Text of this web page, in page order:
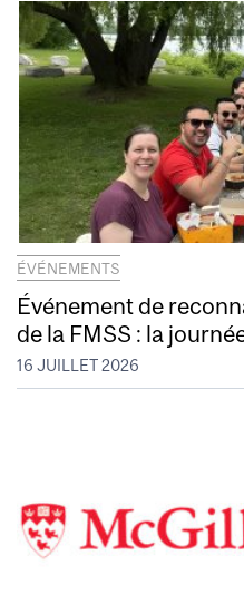
ÉVÉNEMENTS
Événement de
de la FMSS : la
16 JUILLET 2026